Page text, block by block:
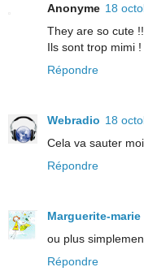
Anonyme 18
They are so cute
Ils sont trop mimi !
Répondre
Webradio 18
Cela va sauter
Répondre
Marguerite-marie
ou plus
Répondre